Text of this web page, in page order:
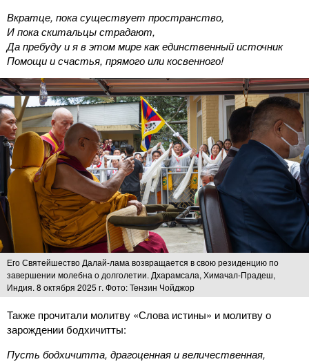
Вкратце, пока существует пространство,
И пока скитальцы страдают,
Да пребуду и я в этом мире как единственный источник
Помощи и счастья, прямого или косвенного!
Его Святейшество Далай-лама возвращается в свою резиденцию по
завершении молебна о долголетии. Дхарамсала, Химачал-Прадеш,
Индия. 8 октября 2025 г. Фото: Тензин Чойджор
Также прочитали молитву «Слова истины» и молитву о
зарождении бодхичитты:
Пусть бодхичитта, драгоценная и величественная,